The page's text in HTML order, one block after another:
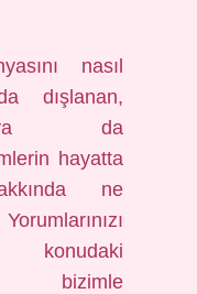
nasıl
dışlanan,
ya da
hayatta
ne
bizimle